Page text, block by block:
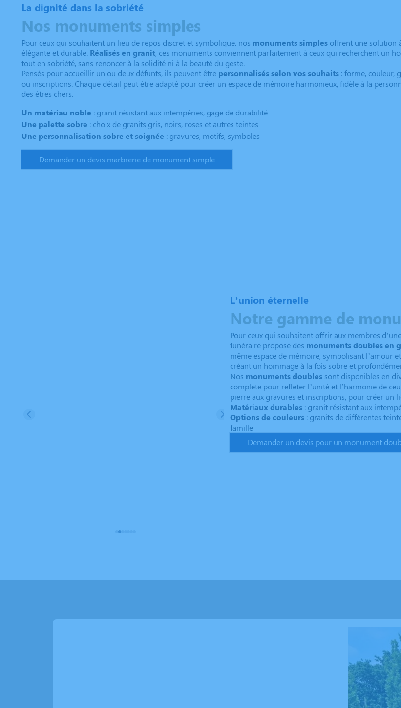
La dignité dans la sobriété
Nos monuments simples
Pour ceux qui souhaitent un lieu de repos discret et symbolique, nos monuments simples offrent une solution
élégante et durable. Réalisés en granit, ces monuments conviennent parfaitement à ceux qui recherchent un
tout en sobriété, sans renoncer à la solidité ni à la beauté du geste.
Pensés pour accueillir un ou deux défunts, ils peuvent être personnalisés selon vos souhaits : forme, couleur,
ou inscriptions. Chaque détail peut être adapté pour créer un espace de mémoire harmonieux, fidèle à la
des êtres chers.
Un matériau noble : granit résistant aux intempéries, gage de durabilité
Une palette sobre : choix de granits gris, noirs, roses et autres teintes
Une personnalisation sobre et soignée : gravures, motifs, symboles
Demander un devis marbrerie de monument simple
L’union éternelle
Notre gamme de
Pour ceux qui souhaitent offrir aux membres
funéraire propose des monuments doubles en
même espace de mémoire, symbolisant l’amour
créant un hommage à la fois sobre et
Nos monuments doublessont disponibles en
complète pour refléter l’unité et l’harmonie de
pierre aux gravures et inscriptions, pour créer un
Matériaux durables: granit résistant aux
Options de couleurs: granits de différentes
famille
Demander un devis pour un monument